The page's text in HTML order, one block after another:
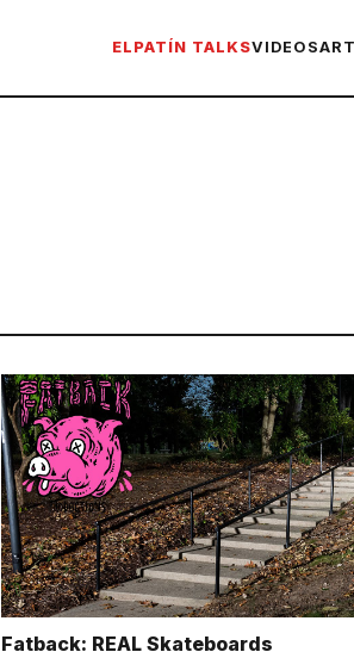
ELPATÍN TALKSVIDEOS
Fatback: REAL Skateboards